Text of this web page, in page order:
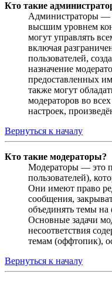
Кто такие
Администраторы —
высшим уровнем
могут управлять
включая
пользователей,
назначение
предоставленных
также могут
модераторов во
настроек,
Вернуться к началу
Кто такие модераторы?
Модераторы — это
пользователей),
Они имеют право
сообщения,
объединять темы на
Основные задачи
несоответствия
темам (оффтопик),
Вернуться к началу